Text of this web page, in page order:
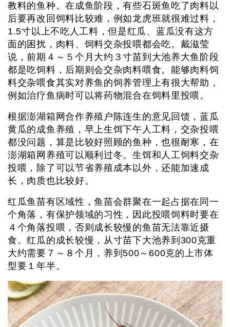
教料的鱼种。在成鱼阶段，有些石斑鱼吃了肉料以
后要再改回饲料比较难，例如龙虎班就很难过料，
1.5寸以上不吃人工料，但是红瓜、蓝瓜没有这方
面的困扰，肉料、饲料交杂投喂都会吃。戴滋莹
说，前期４～５个月大约３寸苗到大池养大鱼阶段
都是吃饲料，后期则会交杂肉料喂食。能够肉料饲
料交杂喂食其实对养鱼的饲养管理上有很大帮助，
例如治疗鱼病时可以将药物混合在饲料里投喂。
根据澎湖箱网合作养殖户陈连生的意见回馈，蓝瓜
黄瓜的成鱼养殖，早上生饵下午人工料，交杂投喂
都没问题，算是比较好照顾的鱼种，也很耐寒，在
澎湖箱网养殖可以顺利过冬。生饵和人工饲料交杂
投喂，除了可以节省养殖成本以外，还能加速成
长，肉质也比较好。
红瓜鱼苗有区域性，鱼苗会群聚在一起占据在同一
个角落，有保护领域的习性，因此投喂饲料时要在
４个角落投喂，否则成长较慢的鱼苗无法靠近摄
食。红瓜的成长较慢，从寸苗下大池养到300克重
大约需要７～８个月，养到500～600克的上市体
型要１年半。